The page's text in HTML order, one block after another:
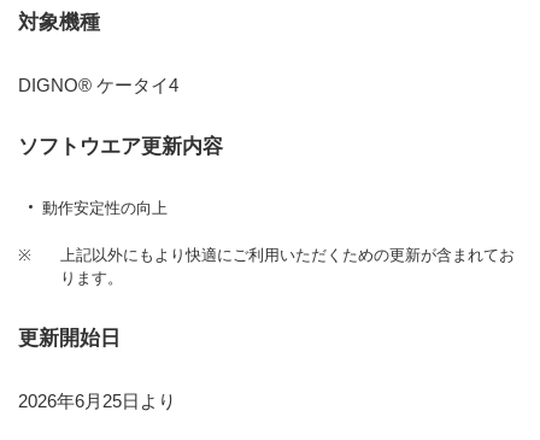
対象機種
DIGNO® ケータイ4
ソフトウエア更新内容
動作安定性の向上
※
上記以外にもより快適にご利用いただくための更新が含まれてお
ります。
更新開始日
2026年6月25日より